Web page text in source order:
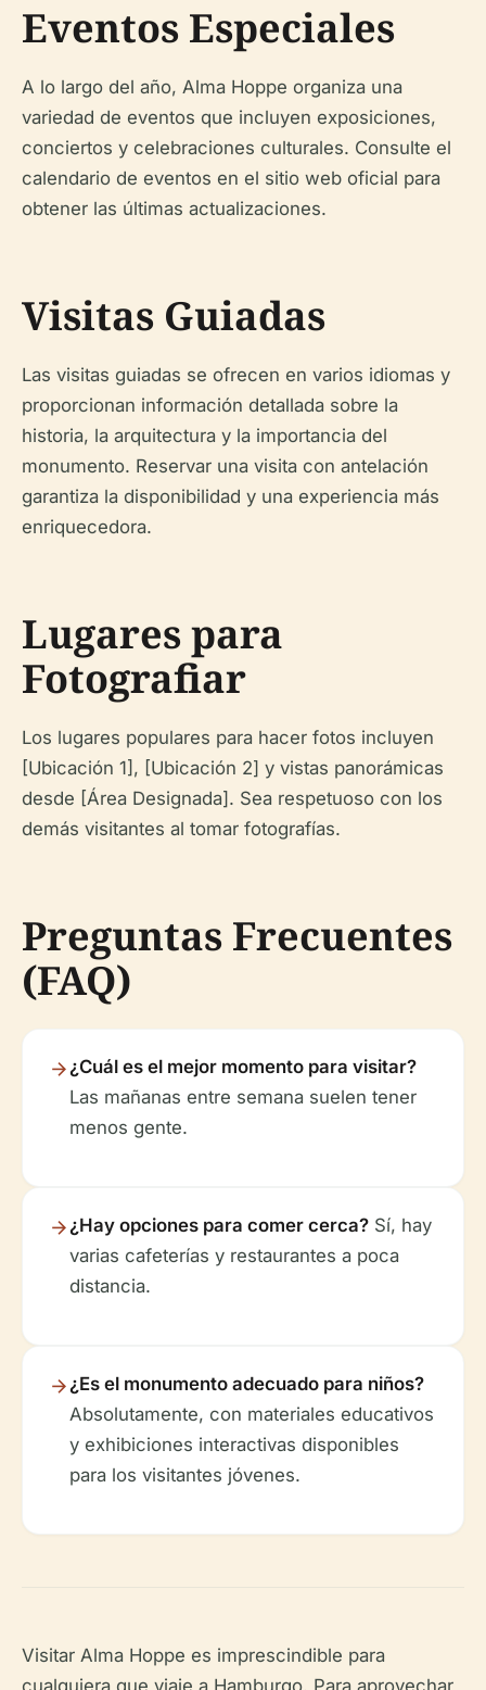
Eventos Especiales
A lo largo del año, Alma Hoppe organiza una
variedad de eventos que incluyen exposiciones,
conciertos y celebraciones culturales. Consulte el
calendario de eventos en el sitio web oficial para
obtener las últimas actualizaciones.
Visitas Guiadas
Las visitas guiadas se ofrecen en varios idiomas y
proporcionan información detallada sobre la
historia, la arquitectura y la importancia del
monumento. Reservar una visita con antelación
garantiza la disponibilidad y una experiencia más
enriquecedora.
Lugares para
Fotografiar
Los lugares populares para hacer fotos incluyen
[Ubicación 1], [Ubicación 2] y vistas panorámicas
desde [Área Designada]. Sea respetuoso con los
demás visitantes al tomar fotografías.
Preguntas Frecuentes
(FAQ)
¿Cuál es el mejor momento para visitar?
Las mañanas entre semana suelen tener
menos gente.
¿Hay opciones para comer cerca? Sí, hay
varias cafeterías y restaurantes a poca
distancia.
¿Es el monumento adecuado para niños?
Absolutamente, con materiales educativos
y exhibiciones interactivas disponibles
para los visitantes jóvenes.
Visitar Alma Hoppe es imprescindible para
cualquiera que viaje a Hamburgo. Para aprovechar